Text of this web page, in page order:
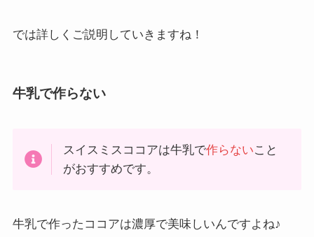
では詳しくご説明していきますね！
牛乳で作らない
スイスミスココアは牛乳で作らないこと
がおすすめです。
牛乳で作ったココアは濃厚で美味しいんですよね♪